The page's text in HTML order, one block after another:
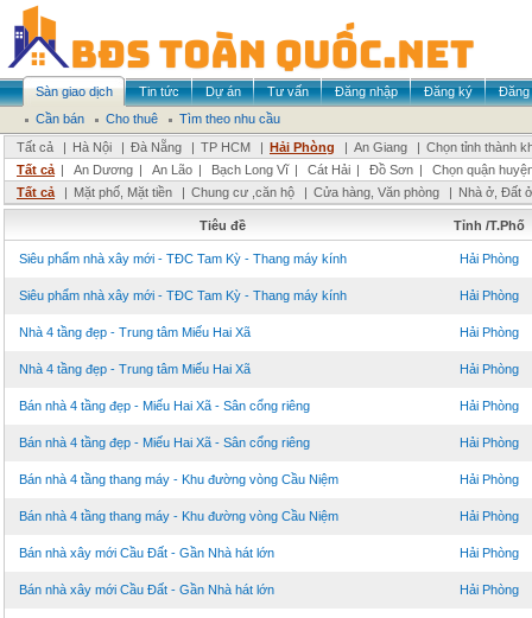
Sàn giao dịch Tin tức Dự án Tư vấn Đăng nhập Đăng ký
Đăng
Cần bán
Cho thuê
Tìm theo nhu cầu
Tất cả
| Hà Nội | Đà Nẵng | TP HCM | Hải Phòng | An Giang | Chọn tỉnh thành
Tất cả | An Dương | An Lão | Bạch Long Vĩ | Cát Hải | Đồ Sơn |
Chọn quận
Tất cả
| Mặt phố, Mặt tiền | Chung cư ,căn hộ | Cửa hàng, Văn phòng | Nhà ở, Đất ở
Tiêu đề Tỉnh /T.Phố
Siêu phẩm nhà xây mới - TĐC Tam Kỳ - Thang máy kính Hải Phòng
Siêu phẩm nhà xây mới - TĐC Tam Kỳ - Thang máy kính Hải Phòng
Nhà 4 tầng đẹp - Trung tâm Miếu Hai Xã Hải Phòng
Nhà 4 tầng đẹp - Trung tâm Miếu Hai Xã Hải Phòng
Bán nhà 4 tầng đẹp - Miếu Hai Xã - Sân cổng riêng Hải Phòng
Bán nhà 4 tầng đẹp - Miếu Hai Xã - Sân cổng riêng Hải Phòng
Bán nhà 4 tầng thang máy - Khu đường vòng Cầu Niệm Hải Phòng
Bán nhà 4 tầng thang máy - Khu đường vòng Cầu Niệm Hải Phòng
Bán nhà xây mới Cầu Đất - Gần Nhà hát lớn Hải Phòng
Bán nhà xây mới Cầu Đất - Gần Nhà hát lớn Hải Phòng